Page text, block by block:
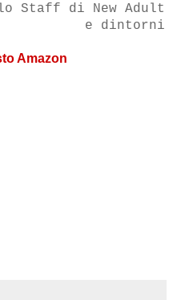
Staff di New Adult
e dintorni
Amazon